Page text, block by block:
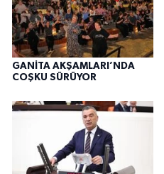
GANİTA AKŞAMLARI’NDA
COŞKU SÜRÜYOR